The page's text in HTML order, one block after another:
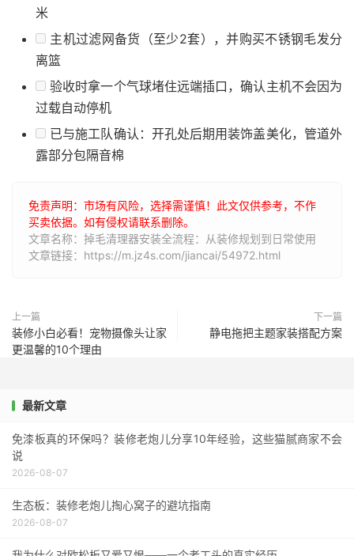
米
主机过滤网备货（至少2套），并购买不锈钢毛发分
离篮
验收时拿一个气球堵住远端插口，确认主机不会因为
过载自动停机
已与施工队确认：开孔处后期用装饰盖美化，管道外
露部分包隔音棉
免责声明：市场有风险，选择需谨慎！此文仅供参考，不作
买卖依据。如有侵权请联系删除。
文章名称：掉毛清理器安装全流程：从装修规划到日常使用
文章链接：https://m.jz4s.com/jiancai/54972.html
上一篇
装修小白必看！宠物摄像头让家
更温馨的10个理由
下一篇
静电拖把主题家装搭配方案
最新文章
免漆板真的环保吗？装修老炮儿分享10年经验，这些猫腻商家不会
说
2026-08-07
生态板：装修老炮儿掏心窝子的避坑指南
2026-08-07